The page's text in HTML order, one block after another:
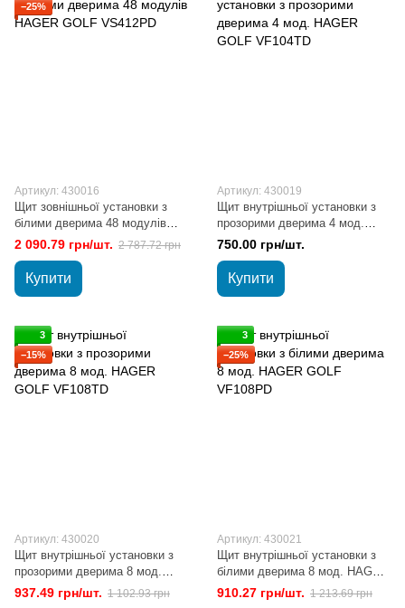
−25%
Артикул: 430016
Щит зовнішньої установки з
білими дверима 48 модулів
HAGER GOLF VS412РD
2 090.79 грн/шт. 2 787.72 грн
Купити
Артикул: 430019
Щит внутрішньої установки з
прозорими дверима 4 мод.
HAGER GOLF VF104TD
750.00 грн/шт.
Купити
3
−15%
Артикул: 430020
Щит внутрішньої установки з
прозорими дверима 8 мод.
HAGER GOLF VF108TD
937.49 грн/шт. 1 102.93 грн
3
−25%
Артикул: 430021
Щит внутрішньої установки з
білими дверима 8 мод. HAGER
GOLF VF108РD
910.27 грн/шт. 1 213.69 грн